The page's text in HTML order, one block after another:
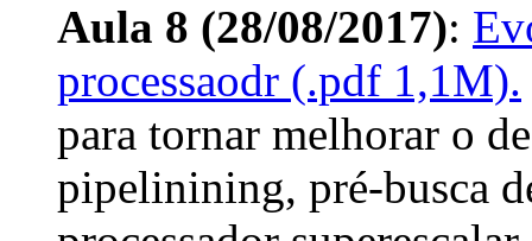
Aula 8 (28/08/2017):
processaodr (.pdf 1,1M).
para tornar melhorar o
pipelinining, pré-busca